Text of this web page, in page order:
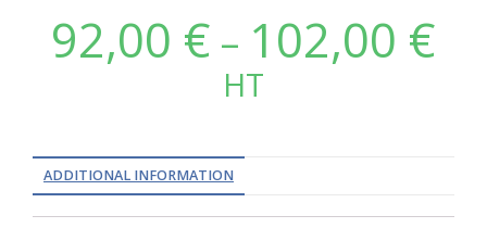
92,00 € – 102,00 €
HT
ADDITIONAL INFORMATION